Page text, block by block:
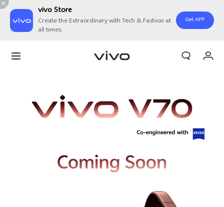
vivo Store
Create the Extraordinary with Tech & Fashion at
all times.
Get APP
Akun Saya